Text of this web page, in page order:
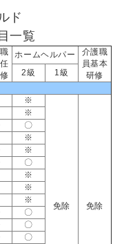
ド
一覧
ホームヘルパー
介護職
員基本
研修
2級
1級
※
免除 免除
※
〇
※
※
〇
※
※
※
〇
〇
〇